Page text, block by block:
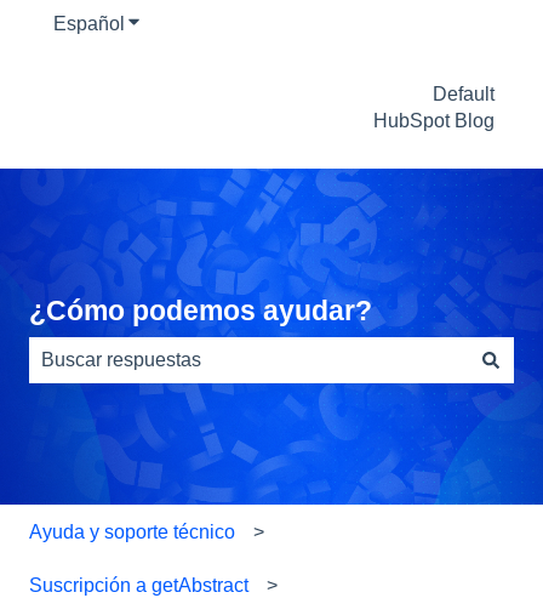
Español Traducciones de Mostrar submenú de
Default
HubSpot Blog
¿Cómo podemos ayudar?
No hay sugerencias porque el campo de búsqueda
Ayuda y soporte técnico
Suscripción a getAbstract